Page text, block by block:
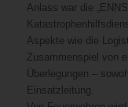
Anlass war die
Aspekte wie die
Zusammenspiel von
Überlegungen –
Einsatzleitung.